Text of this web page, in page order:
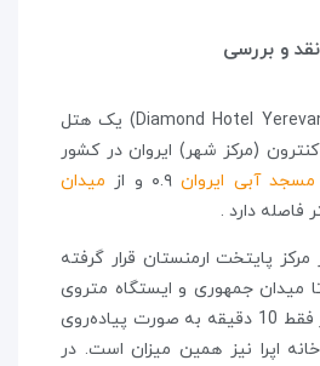
نقد و بررسی
هتل دیاموند ایروان (Diamond Hotel Yerevan) یک هتل
(مرکز شهر) ایروان در کشور
مسجد آبی ایروان۰.۹ و از
میدان
مرکز پایتخت ارمنستان قرار گرفته
میدان جمهوری و ایستگاه متروی
آن به عنوان قلب شهر فقط 10 دقیقه به صورت پیاده‌روی
اپرا نیز همین میزان است. در